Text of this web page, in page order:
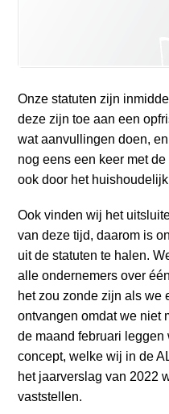
u
m
p
t
o
a
i
n
c
o
n
t
e
n
t
Onze statuten zijn
deze zijn toe aan een
wat aanvullingen doen,
nog eens een keer met
ook door het
Ook vinden wij het
van deze tijd, daarom is
uit de statuten te halen.
alle ondernemers over
het zou zonde zijn als we
ontvangen omdat we niet
de maand februari
concept, welke wij in de
het jaarverslag van 2022
vaststellen.